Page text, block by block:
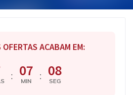
OFERTAS ACABAM EM:
: 07
MIN : 07
SEG